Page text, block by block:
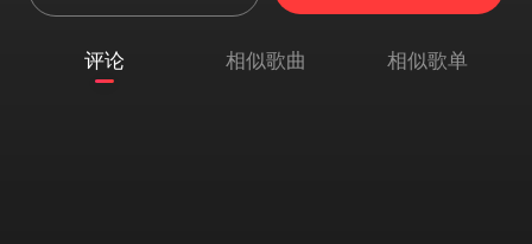
就让疾风快些来吧
这是命运赐我理由
评论 相似歌曲 相似歌单